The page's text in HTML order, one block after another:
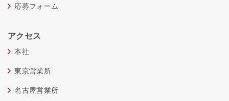
応募フォーム
アクセス
本社
東京営業所
名古屋営業所